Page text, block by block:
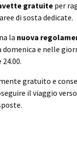
gratuite per
di sosta dedicate.
la nuova
domenica e nelle
gratuito e
il viaggio